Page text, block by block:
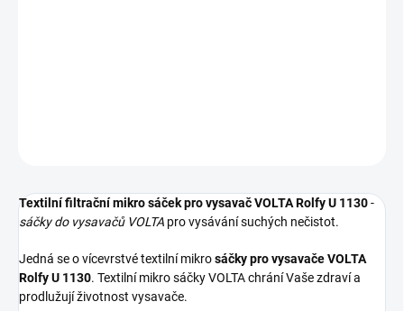
Textilní filtrační mikro sáček pro vysavač VOLTA Rolfy U 1130-
sáčky do vysavačů VOLTA pro vysávání suchých nečistot.
Jedná se o vícevrstvé textilní mikrosáčky pro vysavače VOLTA
Rolfy U 1130. Textilní mikro sáčky VOLTA chrání Vaše zdraví a
prodlužují životnost vysavače.